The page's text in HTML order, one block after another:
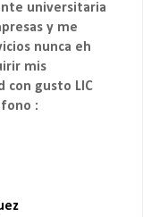
universitaria
y me
nunca eh
mis
con gusto LIC
: